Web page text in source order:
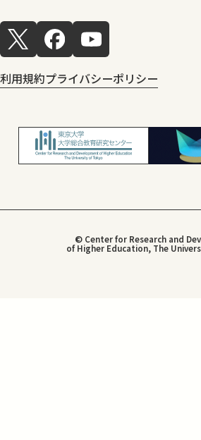
利用規約プライバシーポリシー
© Center for Research and
of Higher Education, The